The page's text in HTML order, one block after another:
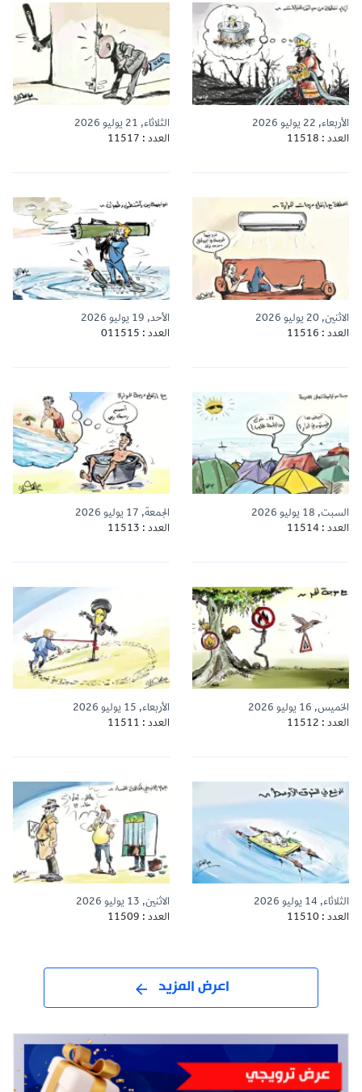
الأربعاء, 22 يوليو 2026
العدد : 11518
الثلاثاء, 21 يوليو 2026
العدد : 11517
الاثنين, 20 يوليو 2026
العدد : 11516
الأحد, 19 يوليو 2026
العدد : 011515
السبت, 18 يوليو 2026
العدد : 11514
الجمعة, 17 يوليو 2026
العدد : 11513
الخميس, 16 يوليو 2026
العدد : 11512
الأربعاء, 15 يوليو 2026
العدد : 11511
الثلاثاء, 14 يوليو 2026
العدد : 11510
الاثنين, 13 يوليو 2026
العدد : 11509
اعرض المزيد